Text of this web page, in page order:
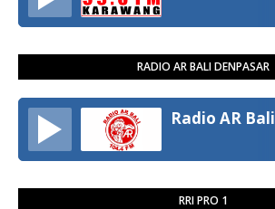
RADIO AR BALI DENPASAR
Radio AR Bali
RRI PRO 1